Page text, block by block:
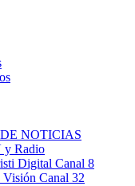
NOTICIAS
y Radio
Digital Canal 8
Visión Canal 32